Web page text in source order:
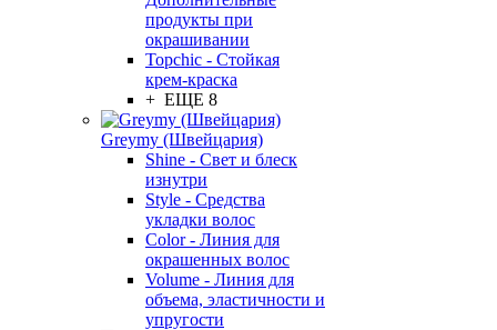
продукты при
окрашивании
Topchic - Стойкая
крем-краска
+ ЕЩЕ 8
Greymy (Швейцария)
Shine - Свет и блеск
изнутри
Style - Средства
укладки волос
Color - Линия для
окрашенных волос
Volume - Линия для
объема, эластичности и
упругости